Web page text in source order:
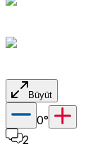
Büyüt
0°
2